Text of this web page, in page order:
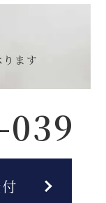
ます
039